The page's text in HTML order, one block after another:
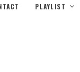
PLAYLIST